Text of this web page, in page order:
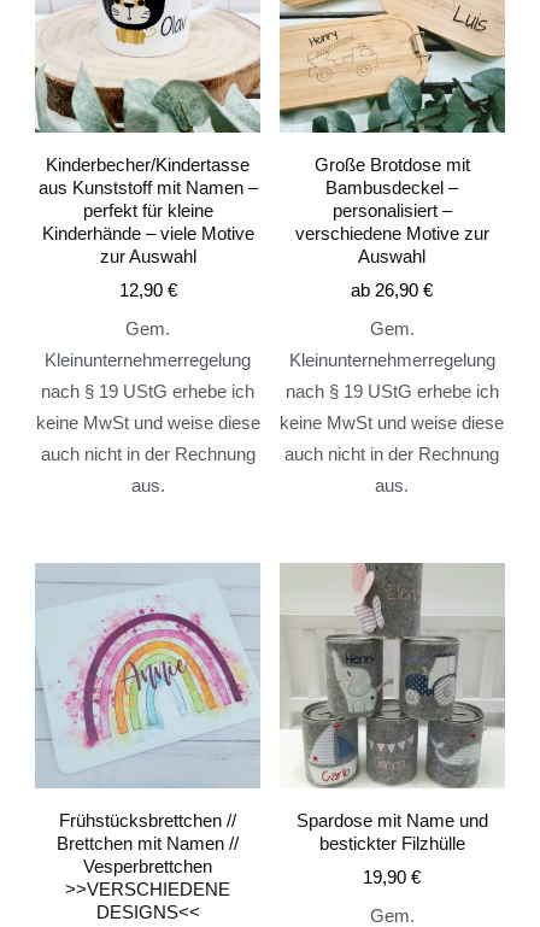
Kinderbecher/Kindertasse
aus Kunststoff mit Namen –
perfekt für kleine
Kinderhände – viele Motive
zur Auswahl
12,90 €
Gem.
Kleinunternehmerregelung
nach § 19 UStG erhebe ich
keine MwSt und weise diese
auch nicht in der Rechnung
aus.
Große Brotdose mit
Bambusdeckel –
personalisiert –
verschiedene Motive zur
Auswahl
ab26,90€
Gem.
Kleinunternehmerregelung
nach § 19 UStG erhebe ich
keine MwSt und weise diese
auch nicht in der Rechnung
aus.
Frühstücksbrettchen //
Brettchen mit Namen //
Vesperbrettchen
>>VERSCHIEDENE
DESIGNS<<
Spardose mit Name und
bestickter Filzhülle
19,90€
Gem.